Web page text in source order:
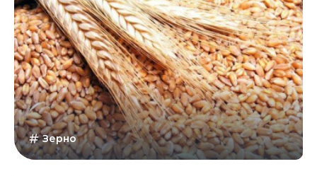
Зерно